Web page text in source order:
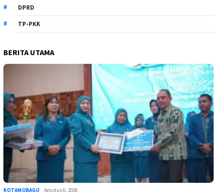
DPRD
TP-PKK
BERITA UTAMA
KOTAMOBAGU Agustus 6, 2026